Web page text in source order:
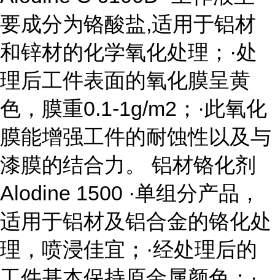
要成分为铬酸盐,适用于铝材
和锌材的化学氧化处理；·处
理后工件表面的氧化膜呈黄
色，膜重0.1-1g/m2；·此氧化
膜能增强工件的耐蚀性以及与
漆膜的结合力。 铝材铬化剂
Alodine 1500 ·单组分产品，
适用于铝材及铝合金的铬化处
理，喷浸佳宜；·经处理后的